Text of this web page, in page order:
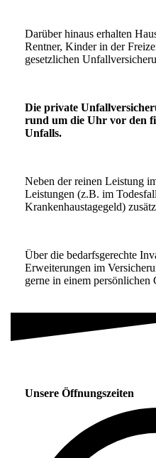
Darüber hinaus erhalten
Rentner, Kinder in der
gesetzlichen
Die private
rund um die Uhr vor den
Unfalls.
Neben der reinen Leistung
Leistungen (z.B. im
Krankenhaustagegeld)
Über die bedarfsgerechte
Erweiterungen im
gerne in einem persönlichen
Unsere Öffnungszeiten